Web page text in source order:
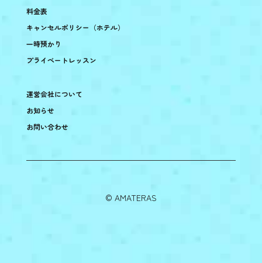
料金表
キャンセルポリシー（ホテル）
一時預かり
プライベートレッスン
運営会社について
お知らせ
お問い合わせ
©︎ AMATERAS